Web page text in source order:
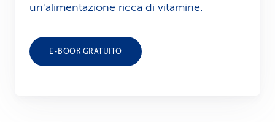
un'alimentazione ricca di vitamine.
E-BOOK GRATUITO